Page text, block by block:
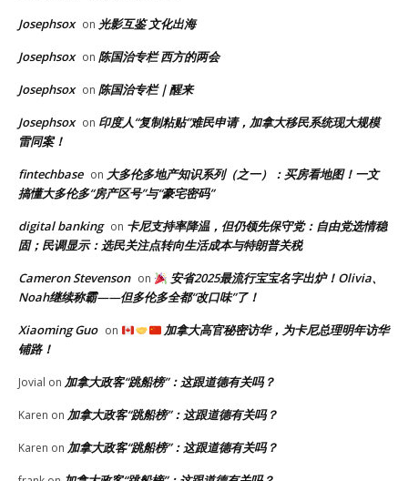
Josephsox on 光影互鉴 文化出海
Josephsox on 陈国治专栏 西方的两会
Josephsox on 陈国治专栏｜醒来
Josephsox on 印度人“复制粘贴”难民申请，加拿大移民系统现大规模
雷同案！
fintechbase on 大多伦多地产知识系列（之一）：买房看地图！一文
搞懂大多伦多“房产区号”与“豪宅密码”
digital banking on 卡尼支持率降温，但仍领先保守党：自由党选情稳
固；民调显示：选民关注点转向生活成本与特朗普关税
Cameron Stevenson on
安省2025最流行宝宝名字出炉！Olivia、
Noah继续称霸——但多伦多全都“改口味”了！
Xiaoming Guo on
加拿大高官秘密访华，为卡尼总理明年访华
铺路！
Jovial on 加拿大政客“跳船榜”：这跟道德有关吗？
Karen on 加拿大政客“跳船榜”：这跟道德有关吗？
Karen on 加拿大政客“跳船榜”：这跟道德有关吗？